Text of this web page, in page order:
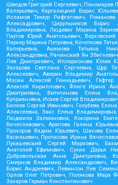
Шведов Григорий Сергеевич, Пономарев
Валерьевич, Каргалицкий Борис
Исламов Тимур Рифгатович,
Алексадрович, Цирульников Борис
Владимировна, Людевиг Марина
Паутов Юрий Анатольевич,
Паркер Марина Петровна, Кочеткова
Валерьевна, Акимова Татьяна
Александровна, Рачинский Ян
Лев Дмитриевич, Илларионова Юлия
Захарова Светлана Сергеевна, Щур
Алексеевич, Аверин Владимир
Мосин Алексей Геннадьевич,
Алексей Кириллович, Флиге Ирина
Дмитриевна, Вититинова Елена
Куприяновна, Исаев Сергей
Беляев Сергей Иванович, Голубева
Алексеевна, Закс Елена
Людмила Залмановна, Кокорина
Вячеславович, Арапова Галина
Прохоров Вадим Юрьевич, Шахова
Васильевич, Протасова Ирина
Лукашевский Сергей Маркович,
Анатолий Ефимович, Сухих Дарья
Добровольская Анна Дмитриевна,
Смирнов Владимир Александрович,
Борис Андреевич, Левинсон Лев
Орлов Олег Петрович, Полякова Мара
Захаров Герман Константинович